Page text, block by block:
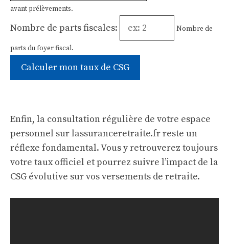
avant prélèvements.
Nombre de parts fiscales: Nombre de
parts du foyer fiscal.
Calculer mon taux de CSG
Enfin, la consultation régulière de votre espace
personnel sur lassuranceretraite.fr reste un
réflexe fondamental. Vous y retrouverez toujours
votre taux officiel et pourrez suivre l’impact de la
CSG évolutive sur vos versements de retraite.